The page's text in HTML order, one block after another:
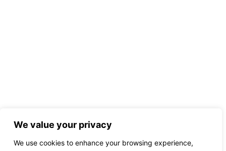
We value your privacy
We use cookies to enhance your browsing experience,